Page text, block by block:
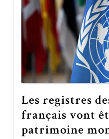
Les registres
français vont
patrimoine